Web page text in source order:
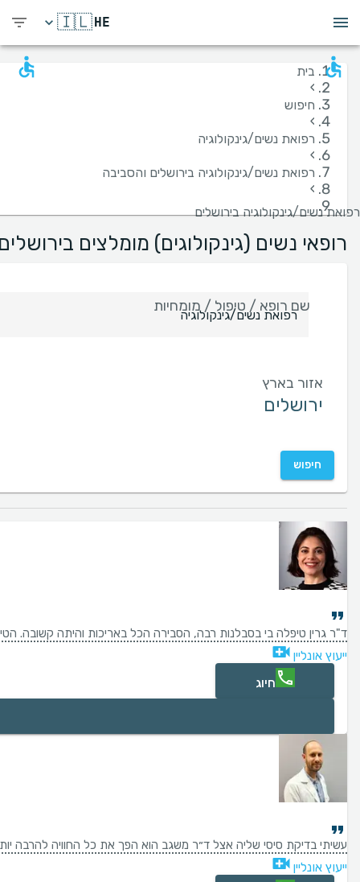
HE
🇮🇱
בית
›
חיפוש
›
רפואת נשים/גינקולוגיה
›
רפואת נשים/גינקולוגיה בירושלים והסביבה
›
רפואת נשים/גינקולוגיה בירושלים
רופאי נשים (גינקולוגים) מומלצים
שם רופא / טיפול / מומחיות
אזור בארץ
חיפוש
ד"ר גרין טיפלה בי בסבלנות רבה, הסבירה הכל באריכות והיתה קשובה.
ייעוץ אונליין
חיוג
עשיתי בדיקת סיסי שליה אצל ד״ר משגב הוא הפך את כל החוויה להרבה
ייעוץ אונליין